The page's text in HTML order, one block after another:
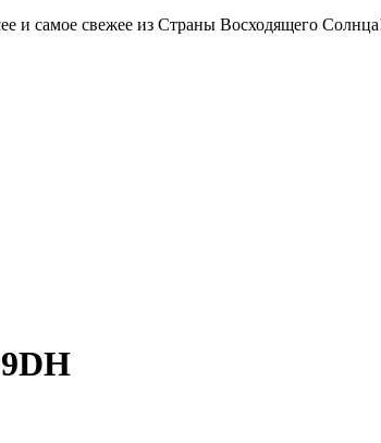
и самое свежее из Страны Восходящего